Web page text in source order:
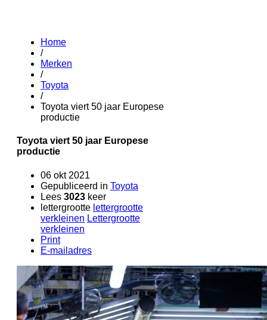
Home
/
Merken
/
Toyota
/
Toyota viert 50 jaar Europese
productie
Toyota viert 50 jaar Europese
productie
06 okt 2021
Gepubliceerd in Toyota
Lees 3023 keer
lettergrootte lettergrootte
verkleinen Lettergrootte
verkleinen
Print
E-mailadres